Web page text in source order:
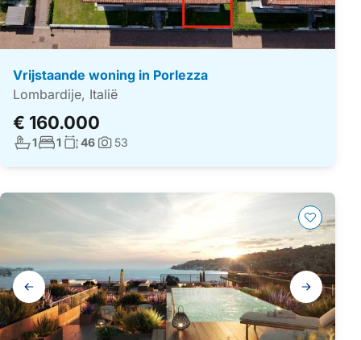
Vrijstaande woning in Porlezza
Lombardije, Italië
€ 160.000
Aantal badkamers:
1Aantal slaapkamers:
1 Woonoppervlakte:
46Foto's:
53
Galerij
navigatie